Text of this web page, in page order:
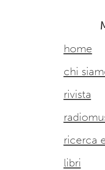
home
chi
rivista
ricerca
libri